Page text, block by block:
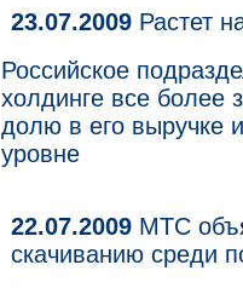
23.07.2009 Растет
Российское
холдинге все более
долю в его выручке
уровне
22.07.2009 МТС
скачиванию среди